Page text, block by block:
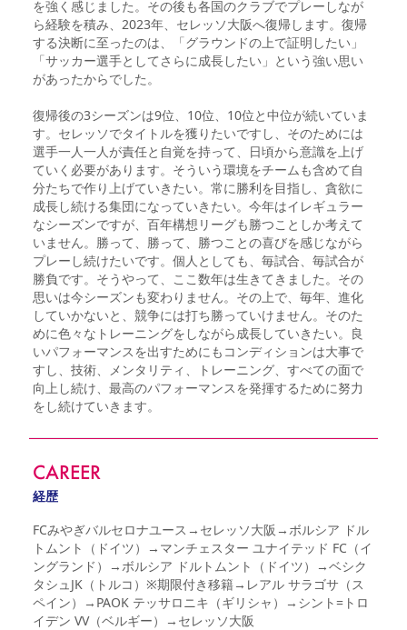
を強く感じました。その後も各国のクラブでプレーしなが
ら経験を積み、2023年、セレッソ大阪へ復帰します。復帰
する決断に至ったのは、「グラウンドの上で証明したい」
「サッカー選手としてさらに成長したい」という強い思い
があったからでした。
復帰後の3シーズンは9位、10位、10位と中位が続いていま
す。セレッソでタイトルを獲りたいですし、そのためには
選手一人一人が責任と自覚を持って、日頃から意識を上げ
ていく必要があります。そういう環境をチームも含めて自
分たちで作り上げていきたい。常に勝利を目指し、貪欲に
成長し続ける集団になっていきたい。今年はイレギュラー
なシーズンですが、百年構想リーグも勝つことしか考えて
いません。勝って、勝って、勝つことの喜びを感じながら
プレーし続けたいです。個人としても、毎試合、毎試合が
勝負です。そうやって、ここ数年は生きてきました。その
思いは今シーズンも変わりません。その上で、毎年、進化
していかないと、競争には打ち勝っていけません。そのた
めに色々なトレーニングをしながら成長していきたい。良
いパフォーマンスを出すためにもコンディションは大事で
すし、技術、メンタリティ、トレーニング、すべての面で
向上し続け、最高のパフォーマンスを発揮するために努力
をし続けていきます。
CAREER
経歴
FCみやぎバルセロナユース→セレッソ大阪→ボルシア ドル
トムント（ドイツ）→マンチェスター ユナイテッド FC（イ
ングランド）→ボルシア ドルトムント（ドイツ）→ベシク
タシュJK（トルコ）※期限付き移籍→レアル サラゴサ（ス
ペイン）→PAOK テッサロニキ（ギリシャ）→シント=トロ
イデン VV（ベルギー）→セレッソ大阪